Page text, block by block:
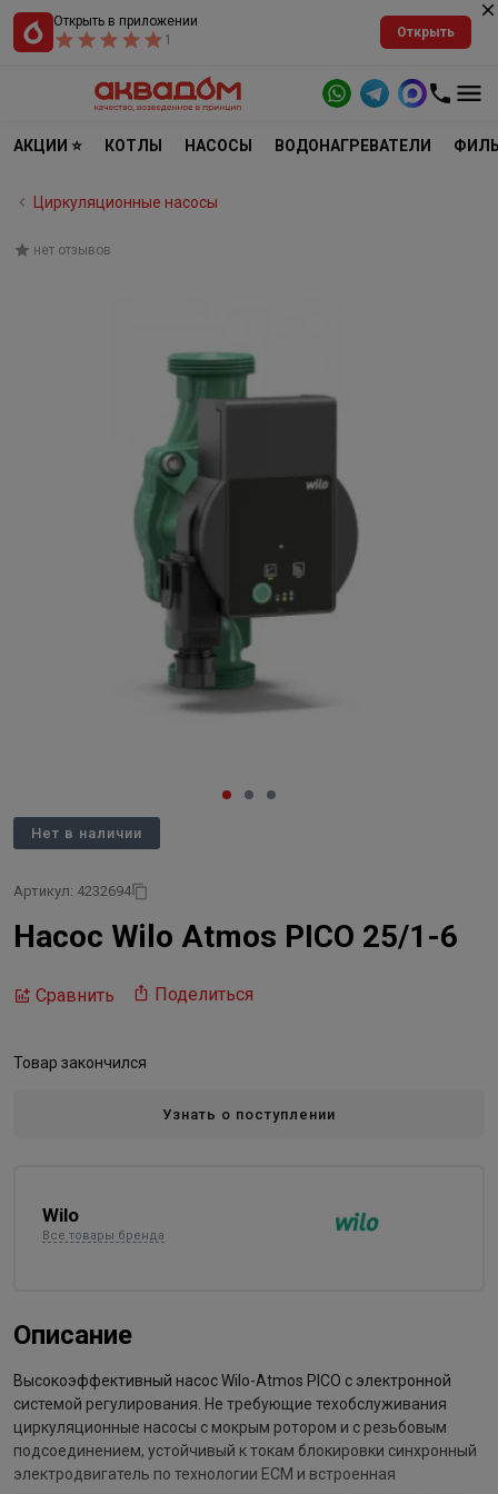
Открыть в приложении
1
Открыть
АКЦИИ ⭐ КОТЛЫ НАСОСЫ ВОДОНАГРЕВАТЕЛИ
Циркуляционные насосы
нет отзывов
Нет в наличии
Артикул: 4232694
Насос Wilo Atmos PICO 25/1-6
Сравнить Поделиться
Товар закончился
Узнать о поступлении
Wilo
Все товары бренда
Описание
Высокоэффективный насос Wilo-Atmos PICO с электронной
системой регулирования. Не требующие техобслуживания
циркуляционные насосы с мокрым ротором и с резьбовым
подсоединением, устойчивый к токам блокировки синхронный
электродвигатель по технологии ECM и встроенная